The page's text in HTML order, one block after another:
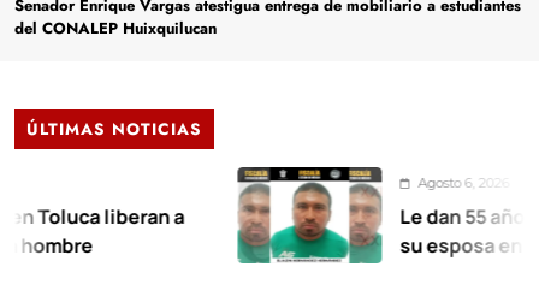
Senador Enrique Vargas atestigua entrega de mobiliario a estudiantes
del CONALEP Huixquilucan
ÚLTIMAS NOTICIAS
liberan a
Agosto 6, 2026
Le dan 55 años de
su esposa en Xalatlaco